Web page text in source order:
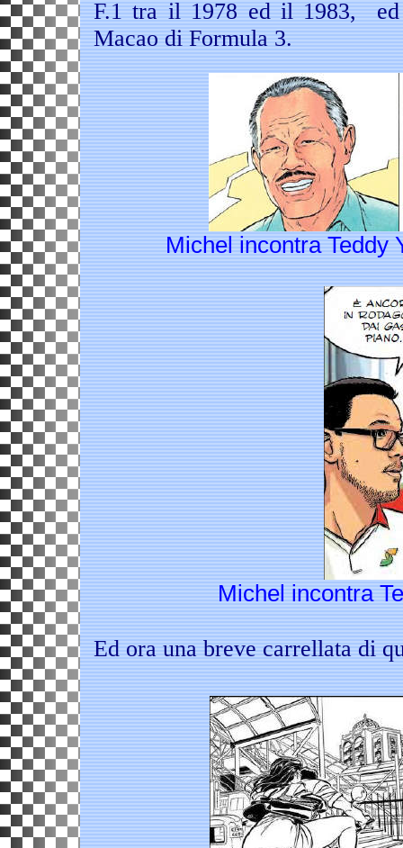
F.1 tra il 1978 ed il 1983, ed
Macao di Formula 3.
Michel incontra Teddy
Michel incontra
Ed ora una breve carrellata di